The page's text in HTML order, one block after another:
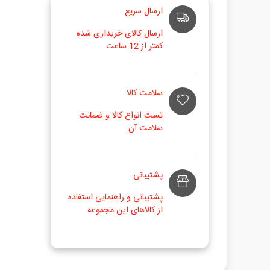
ارسال سریع
ارسال کالای خریداری شده
کمتر از 12 ساعت
سلامت کالا
تست انواع کالا و ضمانت
سلامت آن
پشتیبانی
پشتیبانی و راهنمایی استفاده
از کالاهای این مجموعه